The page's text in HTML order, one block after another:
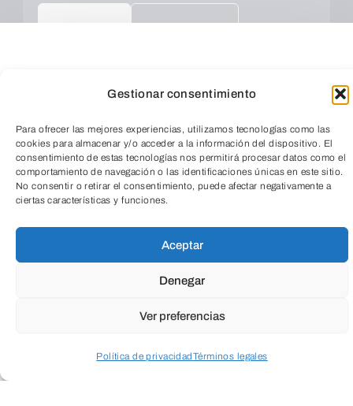
Gestionar consentimiento
Para ofrecer las mejores experiencias, utilizamos tecnologías como las
cookies para almacenar y/o acceder a la información del dispositivo. El
consentimiento de estas tecnologías nos permitirá procesar datos como el
comportamiento de navegación o las identificaciones únicas en este sitio.
No consentir o retirar el consentimiento, puede afectar negativamente a
ciertas características y funciones.
Aceptar
Denegar
Ver preferencias
Política de privacidadTérminos legales
Salud Medio ambiente